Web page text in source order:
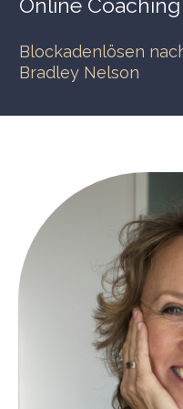
Blockadenlösen
Bradley Nelson